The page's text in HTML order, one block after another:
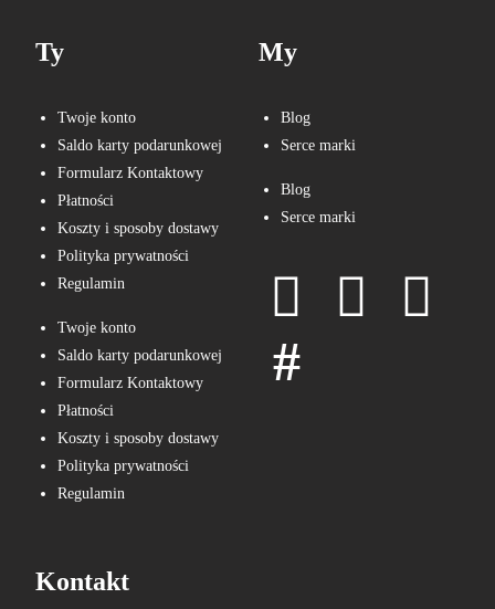
Ty
Twoje konto
Saldo karty podarunkowej
Formularz Kontaktowy
Płatności
Koszty i sposoby dostawy
Polityka prywatności
Regulamin
Twoje konto
Saldo karty podarunkowej
Formularz Kontaktowy
Płatności
Koszty i sposoby dostawy
Polityka prywatności
Regulamin
My
Blog
Serce marki
Blog
Serce marki
Kontakt